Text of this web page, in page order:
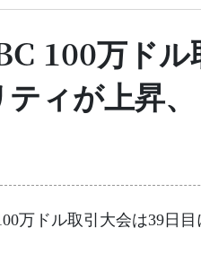
100万ド
ィが上昇
万ドル取引大会は39日